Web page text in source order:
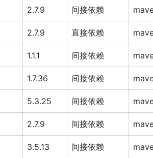
2.7.9 间接依赖
2.7.9 直接依赖
1.1.1 间接依赖
1.7.36 间接依赖
5.3.25 间接依赖
2.7.9 间接依赖
3.5.13 间接依赖